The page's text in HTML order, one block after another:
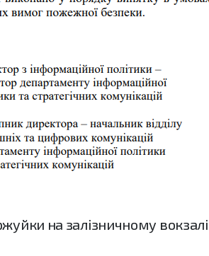
на залізничному